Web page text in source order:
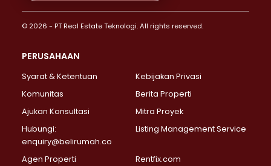
Properti Dijual di Bendungan Hilir >
Properti Dijual di Jakarta Selatan >
Properti Dijual di Lebak Bulus >
Properti Dijual di Gandaria Selatan >
Properti Dijual di Pondok Labu >
Properti Dijual di Lenteng Agung >
Properti Dijual di Senayan >
Properti Dijual di Pondok Pinang >
© 2026 - PT Real Estate Teknologi. All rights reserved.
PERUSAHAAN
Syarat & Ketentuan
Kebijakan Privasi
Komunitas
Berita Properti
Ajukan Konsultasi
Mitra Proyek
Hubungi:
enquiry@belirumah.co
Listing Management Service
Agen Properti Rentfix.com